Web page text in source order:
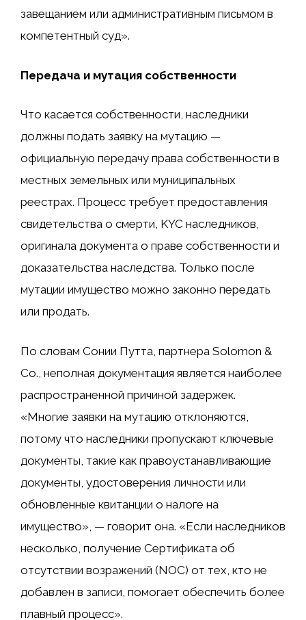
завещанием или административным письмом в
компетентный суд».
Передача и мутация собственности
Что касается собственности, наследники
должны подать заявку на мутацию —
официальную передачу права собственности в
местных земельных или муниципальных
реестрах. Процесс требует предоставления
свидетельства о смерти, KYC наследников,
оригинала документа о праве собственности и
доказательства наследства. Только после
мутации имущество можно законно передать
или продать.
По словам Сонии Путта, партнера Solomon &
Co., неполная документация является наиболее
распространенной причиной задержек.
«Многие заявки на мутацию отклоняются,
потому что наследники пропускают ключевые
документы, такие как правоустанавливающие
документы, удостоверения личности или
обновленные квитанции о налоге на
имущество», — говорит она. «Если наследников
несколько, получение Сертификата об
отсутствии возражений (NOC) от тех, кто не
добавлен в записи, помогает обеспечить более
плавный процесс».